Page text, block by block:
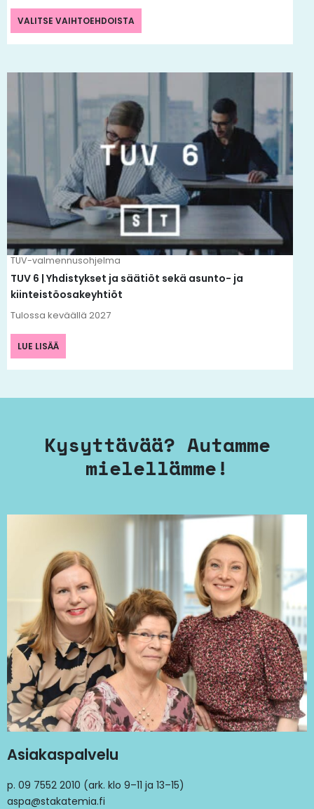
VALITSE VAIHTOEHDOISTA
TUV-valmennusohjelma
TUV 6 | Yhdistykset ja säätiöt sekä asunto- ja
kiinteistöosakeyhtiöt
Tulossa keväällä 2027
LUE LISÄÄ
Kysyttävää? Autamme
mielellämme!
Asiakaspalvelu
p. 09 7552 2010 (ark. klo 9–11 ja 13–15)
aspa@stakatemia.fi